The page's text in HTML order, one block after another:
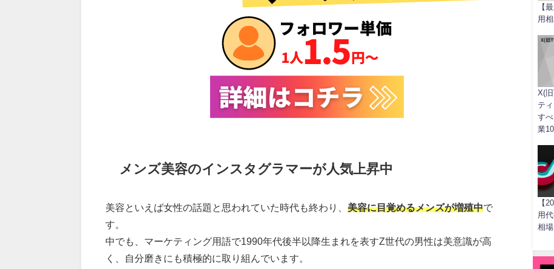
メンズ美容のインスタグラマーが人気上昇中
美容といえば女性の話題と思われていた時代も終わり、美容に目覚めるメンズが増殖中で
す。
中でも、マーケティング用語で1990年代後半以降生まれを表すZ世代の男性は美意識が高
く、自分磨きにも積極的に取り組んでいます。
【
用
X(
テ
す
業
【
用
相